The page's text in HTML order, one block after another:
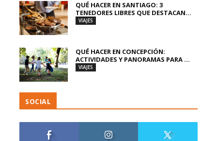
QUÉ HACER EN SANTIAGO: 3
TENEDORES LIBRES QUE DESTACAN...
VIAJES
QUÉ HACER EN CONCEPCIÓN:
ACTIVIDADES Y PANORAMAS PARA ...
VIAJES
SOCIAL